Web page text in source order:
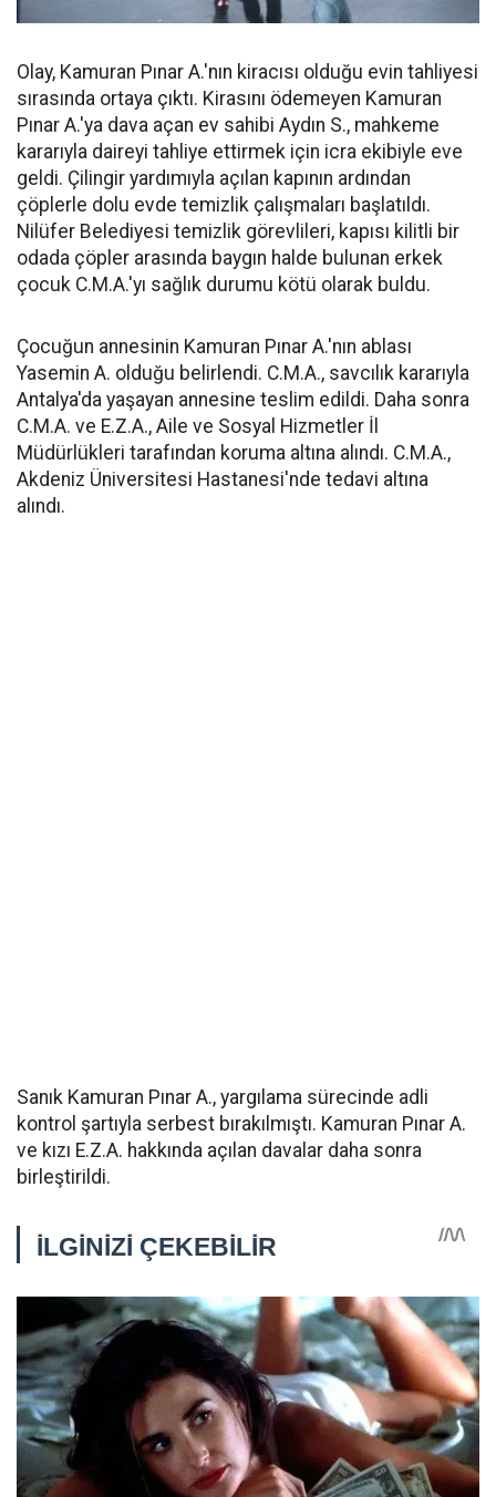
Olay, Kamuran Pınar A.'nın kiracısı olduğu evin tahliyesi
sırasında ortaya çıktı. Kirasını ödemeyen Kamuran
Pınar A.'ya dava açan ev sahibi Aydın S., mahkeme
kararıyla daireyi tahliye ettirmek için icra ekibiyle eve
geldi. Çilingir yardımıyla açılan kapının ardından
çöplerle dolu evde temizlik çalışmaları başlatıldı.
Nilüfer Belediyesi temizlik görevlileri, kapısı kilitli bir
odada çöpler arasında baygın halde bulunan erkek
çocuk C.M.A.'yı sağlık durumu kötü olarak buldu.
Çocuğun annesinin Kamuran Pınar A.'nın ablası
Yasemin A. olduğu belirlendi. C.M.A., savcılık kararıyla
Antalya'da yaşayan annesine teslim edildi. Daha sonra
C.M.A. ve E.Z.A., Aile ve Sosyal Hizmetler İl
Müdürlükleri tarafından koruma altına alındı. C.M.A.,
Akdeniz Üniversitesi Hastanesi'nde tedavi altına
alındı.
Sanık Kamuran Pınar A., yargılama sürecinde adli
kontrol şartıyla serbest bırakılmıştı. Kamuran Pınar A.
ve kızı E.Z.A. hakkında açılan davalar daha sonra
birleştirildi.